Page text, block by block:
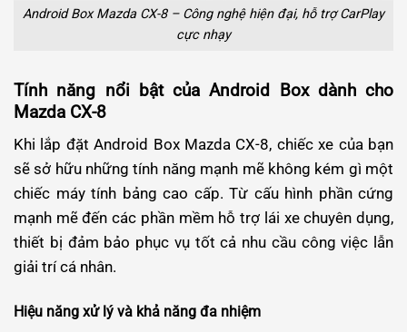
Android Box Mazda CX-8 – Công nghệ hiện đại, hỗ trợ CarPlay
cực nhạy
Tính năng nổi bật của Android Box dành cho
Mazda CX-8
Khi lắp đặt Android Box Mazda CX-8, chiếc xe của bạn
sẽ sở hữu những tính năng mạnh mẽ không kém gì một
chiếc máy tính bảng cao cấp. Từ cấu hình phần cứng
mạnh mẽ đến các phần mềm hỗ trợ lái xe chuyên dụng,
thiết bị đảm bảo phục vụ tốt cả nhu cầu công việc lẫn
giải trí cá nhân.
Hiệu năng xử lý và khả năng đa nhiệm